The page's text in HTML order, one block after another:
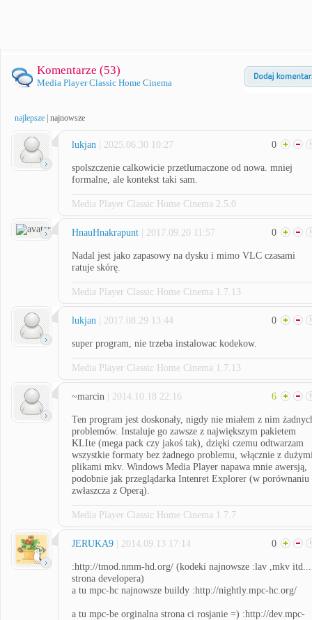
Komentarze (53)
Media Player Classic Home Cinema
najlepsze najnowsze
lukjan | 2025.06.30 10:27 0
spolszczenie calkowicie przetlumaczone od nowa. mniej
formalne, ale kontekst taki sam.
Media Player Classic Home Cinema 2.5.0
HnauHnakrapunt | 2017.09.20 11:57 0
Nadal jest jako zapasowy na dysku i mimo VLC czasami
ratuje skórę.
Media Player Classic Home Cinema 1.7.13
lukjan | 2017.08.29 13:44 0
super program, nie trzeba instalowac kodekow.
Media Player Classic Home Cinema 1.7.13
~marcin | 2014.10.18 22:16 6
Ten program jest doskonały, nigdy nie miałem z nim
problemów. Instaluje go zawsze z największym pakietem
KLIte (mega pack czy jakoś tak), dzięki czemu odtwarzam
wszystkie formaty bez żadnego problemu, włącznie z
plikami mkv. Windows Media Player napawa mnie awersją,
podobnie jak przeglądarka Intenret Explorer (w porównaniu
zwłaszcza z Operą).
Media Player Classic Home Cinema 1.7.7
JERUKA9 | 2014.09.13 17:14 0
:http://tmod.nmm-hd.org/ (kodeki najnowsze :lav ,mkv itd...
strona developera)
a tu mpc-hc najnowsze buildy :http://nightly.mpc-hc.org/
a tu mpc-be orginalna strona ci rosjanie =) :http://dev.mpc-